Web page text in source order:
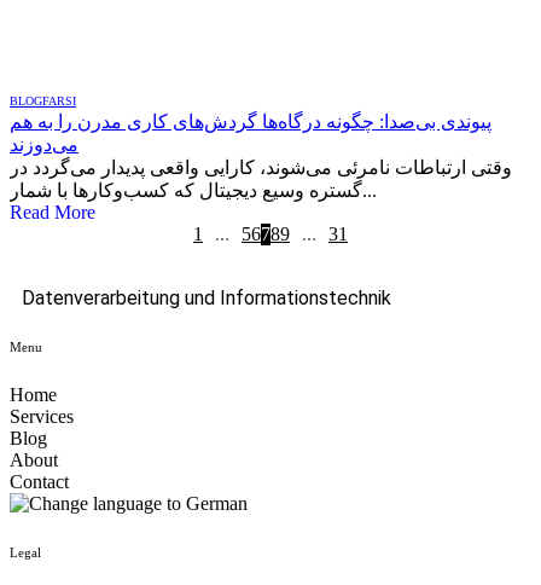
BLOGFARSI
پیوندی بی‌صدا: چگونه درگاه‌ها گردش‌های کاری مدرن را به هم
می‌دوزند
وقتی ارتباطات نامرئی می‌شوند، کارایی واقعی پدیدار می‌گردد در
گستره وسیع دیجیتال که کسب‌وکارها با شمار...
Read More
1
... 56789 ... 31
Datenverarbeitung und Informationstechnik
Menu
Home
Services
Blog
About
Contact
Legal